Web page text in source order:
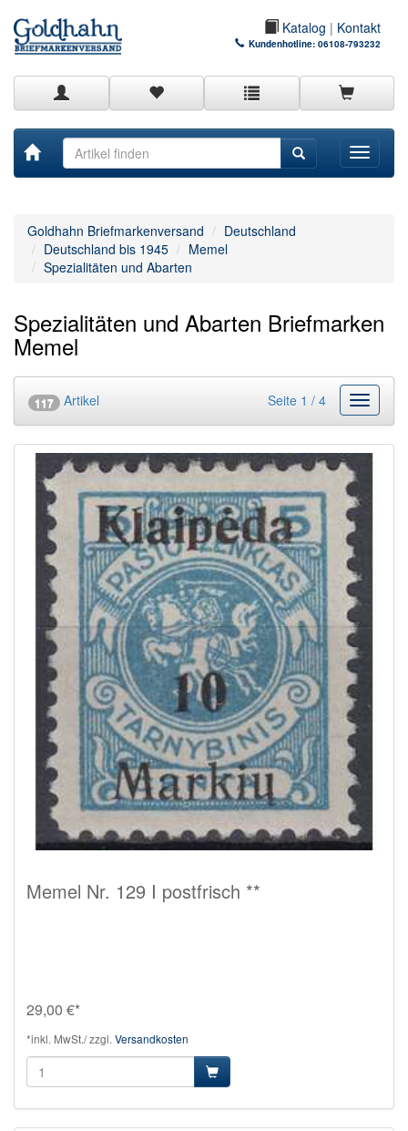
Katalog | Kontakt
Kundenhotline: 06108-793232
Toggle
Goldhahn Briefmarkenversand
Deutschland
Deutschland bis 1945
Memel
Spezialitäten und Abarten
Spezialitäten und Abarten Briefmarken
Memel
Seite 1 / 4
117 Artikel
Memel Nr. 129 I postfrisch **
29,00 €*
*inkl. MwSt./ zzgl. Versandkosten